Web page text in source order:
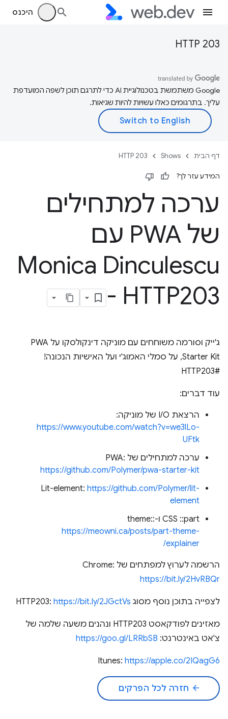
היכנס
HTTP 203
‫Google משתמשת בטכנולוגיית AI כדי לתרגם תוכן לשפה המועדפת
עליך. בתרגומים כאלו עשויות להיות שגיאות.
דף הבית Shows
HTTP 203
המידע עזר לך?
ערכה למתחילים
של PWA עם
Monica Dinculescu
- HTTP203
ג'ייק וסורמה משוחחים עם מוניקה דינקולסקו על PWA
Starter Kit, על סמלי האמוג'י ועל האישיות הנכונה!
#HTTP203
עוד דברים:
הרצאת I/O של מוניקה:
https://www.youtube.com/watch?v=we3lLo-
UFtk
ערכה למתחילים של PWA:
https://github.com/Polymer/pwa-starter-kit
Lit-element: https://github.com/Polymer/lit-
element
CSS ::part ו-::theme
https://meowni.ca/posts/part-theme-
explainer/
הרשמה לערוץ למפתחים של Chrome:
https://bit.ly/2HvRBQr
לצפייה בתוכן נוסף מסוג HTTP203: https://bit.ly/2JGctVs
מאזינים לפודקאסט HTTP203 ונהנים משעה שלמה של
צ'אט באינטרנט: https://goo.gl/LRRbSB
Itunes: https://apple.co/2IQagG6
arrow_back חזרה לכל הפרקים